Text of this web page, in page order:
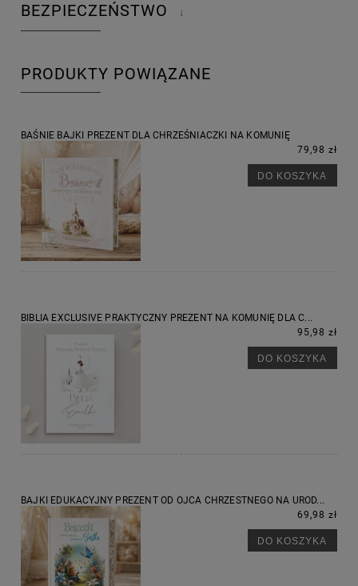
BEZPIECZEŃSTWO ↓
PRODUKTY POWIĄZANE
BAŚNIE BAJKI PREZENT DLA CHRZEŚNIACZKI NA KOMUNIĘ
79,98 zł
DO KOSZYKA
BIBLIA EXCLUSIVE PRAKTYCZNY PREZENT NA KOMUNIĘ DLA C...
95,98 zł
DO KOSZYKA
BAJKI EDUKACYJNY PREZENT OD OJCA CHRZESTNEGO NA UROD...
69,98 zł
DO KOSZYKA